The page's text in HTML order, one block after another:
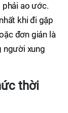
phải ao ước.
khi đi gặp
đơn giản là
người xung
thời